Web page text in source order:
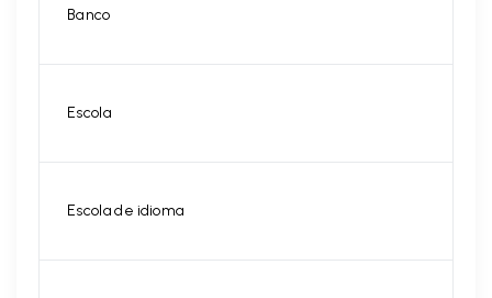
Banco
Escola
Escola de idioma